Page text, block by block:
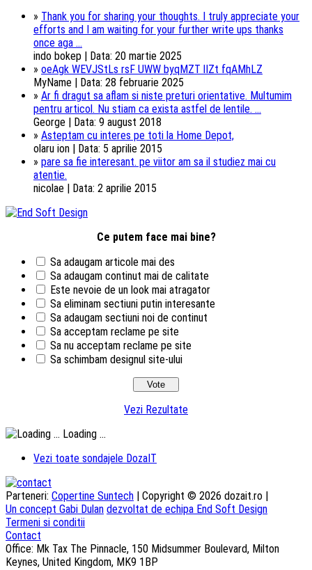
» Thank you for sharing your thoughts. I truly appreciate your
efforts and I am waiting for your further write ups thanks
once aga ...
indo bokep | Data: 20 martie 2025
» oeAgk WEVJStLs rsF UWW byqMZT lIZt fqAMhLZ
MyName | Data: 28 februarie 2025
» Ar fi dragut sa aflam si niste preturi orientative. Multumim
pentru articol. Nu stiam ca exista astfel de lentile. ...
George | Data: 9 august 2018
» Asteptam cu interes pe toti la Home Depot,
olaru ion | Data: 5 aprilie 2015
» pare sa fie interesant. pe viitor am sa il studiez mai cu
atentie.
nicolae | Data: 2 aprilie 2015
Ce putem face mai bine?
Sa adaugam articole mai des
Sa adaugam continut mai de calitate
Este nevoie de un look mai atragator
Sa eliminam sectiuni putin interesante
Sa adaugam sectiuni noi de continut
Sa acceptam reclame pe site
Sa nu acceptam reclame pe site
Sa schimbam designul site-ului
Vezi Rezultate
Loading ...
Vezi toate sondajele DozaIT
Parteneri: Copertine Suntech | Copyright © 2026 dozait.ro |
Un concept Gabi Dulan dezvoltat de echipa End Soft Design
Termeni si conditii
Contact
Office: Mk Tax The Pinnacle, 150 Midsummer Boulevard, Milton
Keynes, United Kingdom, MK9 1BP